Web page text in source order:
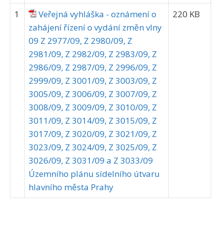
1
Veřejná vyhláška - oznámení o
zahájení řízení o vydání změn vlny
09 Z 2977/09, Z 2980/09, Z
2981/09, Z 2982/09, Z 2983/09, Z
2986/09, Z 2987/09, Z 2996/09, Z
2999/09, Z 3001/09, Z 3003/09, Z
3005/09, Z 3006/09, Z 3007/09, Z
3008/09, Z 3009/09, Z 3010/09, Z
3011/09, Z 3014/09, Z 3015/09, Z
3017/09, Z 3020/09, Z 3021/09, Z
3023/09, Z 3024/09, Z 3025/09, Z
3026/09, Z 3031/09 a Z 3033/09
Územního plánu sídelního útvaru
hlavního města Prahy
220 KB